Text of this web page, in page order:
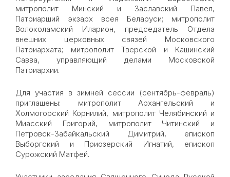
митрополит Минский и Заславский Павел,
Патриарший экзарх всея Беларуси; митрополит
Волоколамский Иларион, председатель Отдела
внешних церковных связей Московского
Патриархата; митрополит Тверской и Кашинский
Савва, управляющий делами Московской
Патриархии.
Для участия в зимней сессии (сентябрь-февраль)
приглашены: митрополит Архангельский и
Холмогорский Корнилий, митрополит Челябинский и
Миасский Григорий, митрополит Читинский и
Петровск-Забайкальский Димитрий, епископ
Выборгский и Приозерский Игнатий, епископ
Сурожский Матфей.